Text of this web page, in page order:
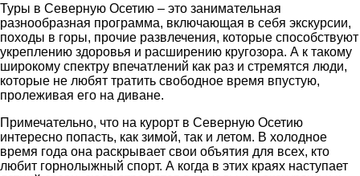
Туры в Северную Осетию – это занимательная
разнообразная программа, включающая в себя экскурсии,
походы в горы, прочие развлечения, которые способствуют
укреплению здоровья и расширению кругозора. А к такому
широкому спектру впечатлений как раз и стремятся люди,
которые не любят тратить свободное время впустую,
пролеживая его на диване.
Примечательно, что на курорт в Северную Осетию
интересно попасть, как зимой, так и летом. В холодное
время года она раскрывает свои объятия для всех, кто
любит горнолыжный спорт. А когда в этих краях наступает